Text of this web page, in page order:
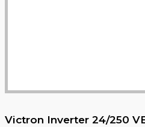
Victron Inverter 24/250